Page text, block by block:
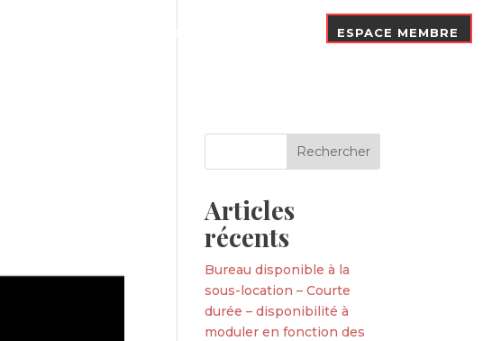
Nos Adhérents ESPACE MEMBRE
Articles
récents
Bureau disponible à la
sous-location – Courte
durée – disponibilité à
moduler en fonction des